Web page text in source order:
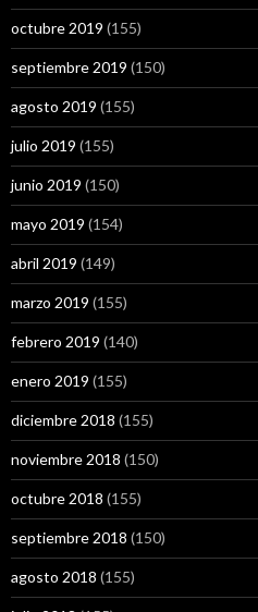
octubre 2019 (155)
septiembre 2019 (150)
agosto 2019 (155)
julio 2019 (155)
junio 2019 (150)
mayo 2019 (154)
abril 2019 (149)
marzo 2019 (155)
febrero 2019 (140)
enero 2019 (155)
diciembre 2018 (155)
noviembre 2018 (150)
octubre 2018 (155)
septiembre 2018 (150)
agosto 2018 (155)